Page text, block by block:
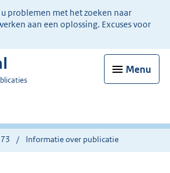
problemen met het zoeken naar
aan een oplossing. Excuses voor
Menu
Informatie over publicatie